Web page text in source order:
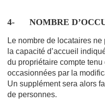
4- NOMBRE
Le nombre de locataires
la capacité d’accueil
du propriétaire compte
occasionnées par la
Un supplément sera alors
de personnes.